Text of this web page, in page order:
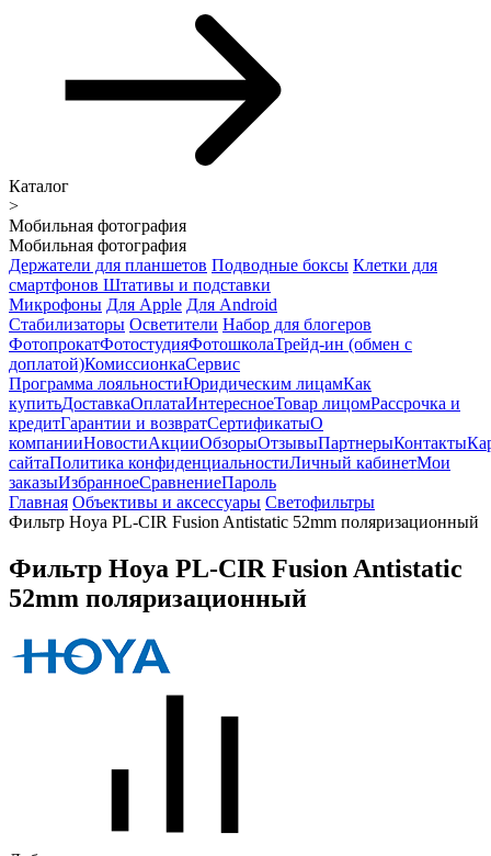
Каталог
>
Мобильная фотография
Мобильная фотография
Держатели для планшетов Подводные боксы Клетки для
смартфонов Штативы и подставки
Микрофоны Для Apple Для Android
Стабилизаторы Осветители Набор для блогеров
ФотопрокатФотостудияФотошколаТрейд-ин (обмен с
доплатой)КомиссионкаСервис
Программа лояльностиЮридическим лицамКак
купитьДоставкаОплатаИнтересноеТовар лицомРассрочка и
кредитГарантии и возвратСертификатыО
компанииНовостиАкцииОбзорыОтзывыПартнерыКонтакты
сайтаПолитика конфиденциальностиЛичный кабинетМои
заказыИзбранноеСравнениеПароль
Главная Объективы и аксессуары Светофильтры
Фильтр Hoya PL-CIR Fusion Antistatic 52mm поляризационный
Фильтр Hoya PL-CIR Fusion Antistatic
52mm поляризационный